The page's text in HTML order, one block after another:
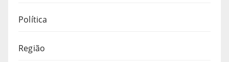
Política
Região